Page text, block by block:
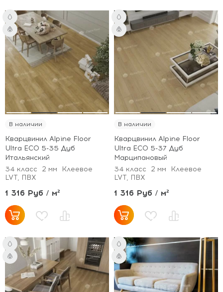
В наличии
Кварцвинил Alpine Floor
Ultra ECO 5-35 Дуб
Итальянский
34 класс
2 мм
Клеевое
LVT, ПВХ
1 316 Руб / м²
В наличии
Кварцвинил Alpine Floor
Ultra ECO 5-37 Дуб
Марципановый
34 класс
2 мм
Клеевое
LVT, ПВХ
1 316 Руб / м²